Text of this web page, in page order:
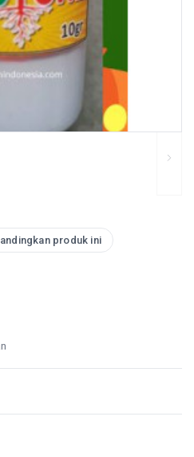
produk ini